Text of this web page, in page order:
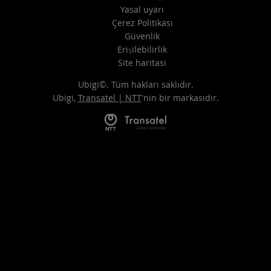
Yasal uyarı
Çerez Politikası
Güvenlik
Erişilebilirlik
Site haritasi
Ubigi©. Tüm hakları saklıdır.
Ubigi, Transatel | NTT'nin bir markasıdır.